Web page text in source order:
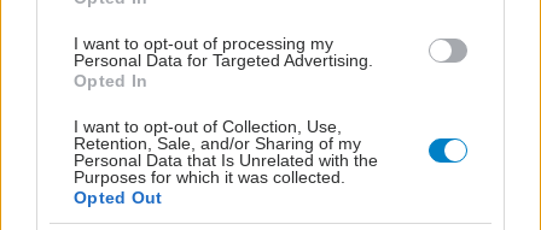
I want to opt-out of processing my
Personal Data for Targeted Advertising.
Opted In
I want to opt-out of Collection, Use,
Retention, Sale, and/or Sharing of my
Personal Data that Is Unrelated with the
Purposes for which it was collected.
Opted Out
Δίαιτα vegan χαμηλών λιπαρών βοηθά στην απώλεια
βάρους χωρίς να μειώνεται η ποσότητα του φαγητού
[μελέτη]